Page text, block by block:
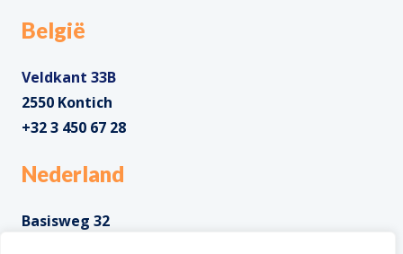
België
Veldkant 33B
2550 Kontich
+32 3 450 67 28
Nederland
Basisweg 32